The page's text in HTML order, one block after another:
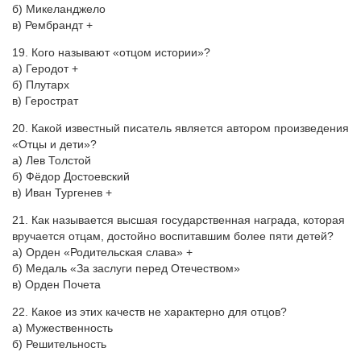
б) Микеланджело
в) Рембрандт +
19. Кого называют «отцом истории»?
а) Геродот +
б) Плутарх
в) Герострат
20. Какой известный писатель является автором произведения
«Отцы и дети»?
а) Лев Толстой
б) Фёдор Достоевский
в) Иван Тургенев +
21. Как называется высшая государственная награда, которая
вручается отцам, достойно воспитавшим более пяти детей?
а) Орден «Родительская слава» +
б) Медаль «За заслуги перед Отечеством»
в) Орден Почета
22. Какое из этих качеств не характерно для отцов?
а) Мужественность
б) Решительность